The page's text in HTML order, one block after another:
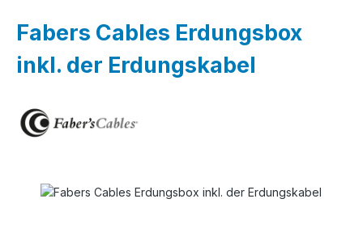
Fabers Cables Erdungsbox
inkl. der Erdungskabel
Bildergalerie überspringen